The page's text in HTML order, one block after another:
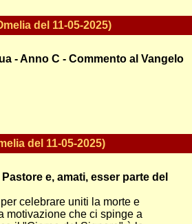
del 11-05-2025)
- Anno C - Commento al Vangelo
del 11-05-2025)
e, amati, esser parte del
celebrare uniti la morte e
motivazione che ci spinge a